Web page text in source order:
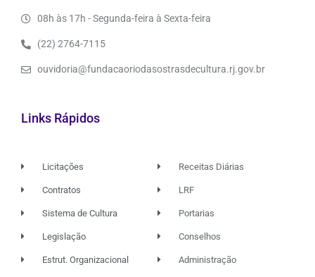
08h às 17h - Segunda-feira à Sexta-feira
(22) 2764-7115
ouvidoria@fundacaoriodasostrasdecultura.rj.gov.br
Links Rápidos
Licitações
Contratos
Sistema de Cultura
Legislação
Estrut. Organizacional
Receitas Diárias
LRF
Portarias
Conselhos
Administração